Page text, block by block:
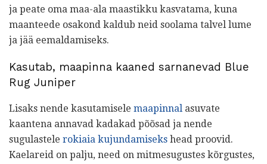
ja peate oma maa-ala maastikku kasvatama, kuna
maanteede osakond kaldub neid soolama talvel lume
ja jää eemaldamiseks.
Kasutab, maapinna kaaned sarnanevad Blue
Rug Juniper
Lisaks nende kasutamisele maapinnal asuvate
kaantena annavad kadakad põõsad ja nende
sugulastele rokiaia kujundamiseks head proovid.
Kaelareid on palju, need on mitmesugustes kõrgustes,